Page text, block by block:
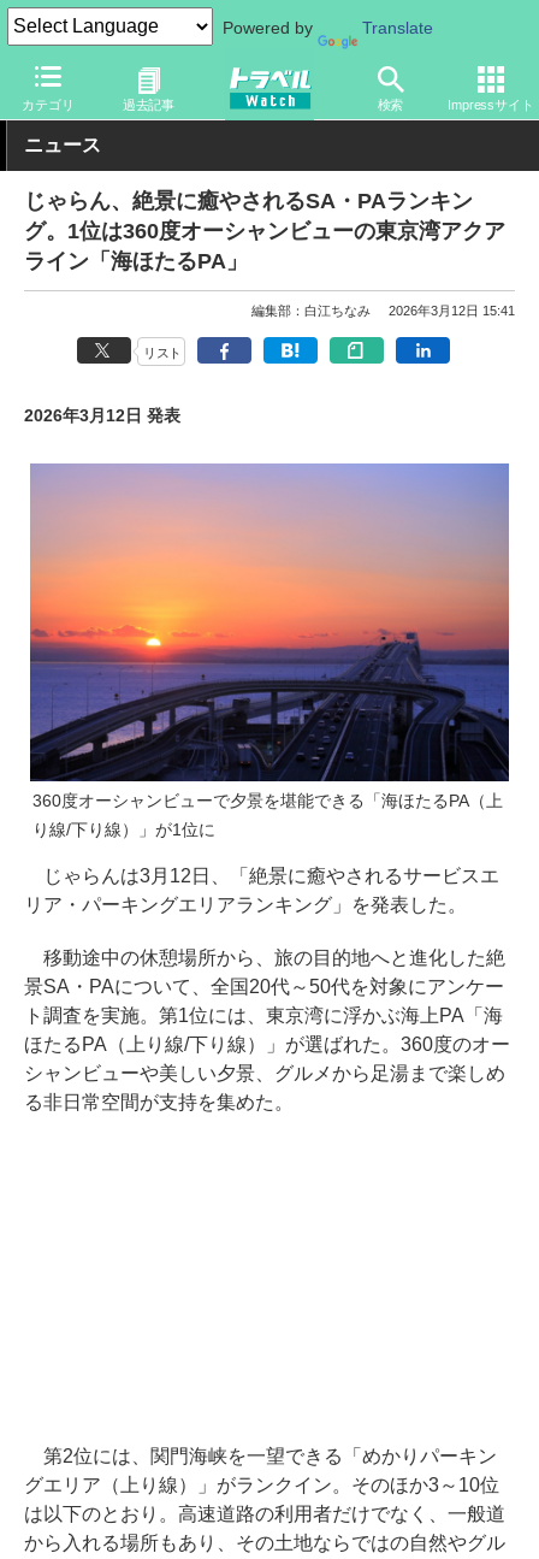
Powered by Translate
カテゴリ 過去記事 検索 Impressサイト
トラベル Watch 旅の方法 クルマ旅 SA・PA
ニュース
じゃらん、絶景に癒やされるSA・PAランキン
グ。1位は360度オーシャンビューの東京湾アクア
ライン「海ほたるPA」
編集部：白江ちなみ 2026年3月12日 15:41
リスト
2026年3月12日 発表
360度オーシャンビューで夕景を堪能できる「海ほたるPA（上
り線/下り線）」が1位に
じゃらんは3月12日、「絶景に癒やされるサービスエ
リア・パーキングエリアランキング」を発表した。
移動途中の休憩場所から、旅の目的地へと進化した絶
景SA・PAについて、全国20代～50代を対象にアンケー
ト調査を実施。第1位には、東京湾に浮かぶ海上PA「海
ほたるPA（上り線/下り線）」が選ばれた。360度のオー
シャンビューや美しい夕景、グルメから足湯まで楽しめ
る非日常空間が支持を集めた。
第2位には、関門海峡を一望できる「めかりパーキン
グエリア（上り線）」がランクイン。そのほか3～10位
は以下のとおり。高速道路の利用者だけでなく、一般道
から入れる場所もあり、その土地ならではの自然やグル